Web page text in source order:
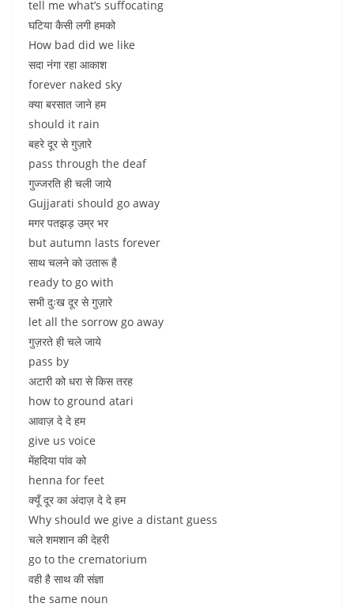
tell me what’s suffocating
घटिया कैसी लगी हमको
How bad did we like
सदा नंगा रहा आकाश
forever naked sky
क्या बरसात जाने हम
should it rain
बहरे दूर से गुज़ारे
pass through the deaf
गुज्जरति ही चली जाये
Gujjarati should go away
मगर पतझड़ उम्र भर
but autumn lasts forever
साथ चलने को उतारू है
ready to go with
सभी दुःख दूर से गुज़ारे
let all the sorrow go away
गुज़रते ही चले जाये
pass by
अटारी को धरा से किस तरह
how to ground atari
आवाज़ दे दे हम
give us voice
मेंहदिया पांव को
henna for feet
क्यूँ दूर का अंदाज़ दे दे हम
Why should we give a distant guess
चले शमशान की देहरी
go to the crematorium
वही है साथ की संज्ञा
the same noun